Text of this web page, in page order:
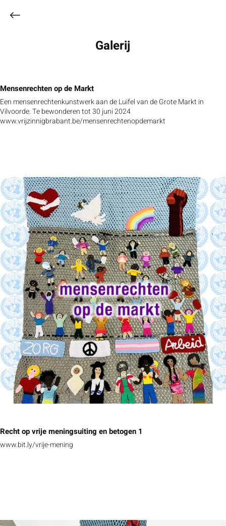
Mensenrechten op de Markt
Een mensenrechtenkunstwerk aan de Luifel van de Grote Markt in
Vilvoorde. Te bewonderen tot 30 juni 2024
www.vrijzinnigbrabant.be/mensenrechtenopdemarkt
Recht op vrije meningsuiting en betogen 1
www.bit.ly/vrije-mening
Galerij